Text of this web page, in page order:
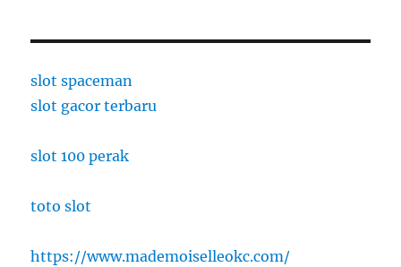
slot spaceman
slot gacor terbaru
slot 100 perak
toto slot
https://www.mademoiselleokc.com/